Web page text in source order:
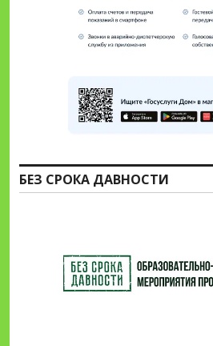
БЕЗ СРОКА ДАВНОСТИ